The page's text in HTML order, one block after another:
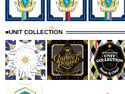
■UNIT COLLECTION